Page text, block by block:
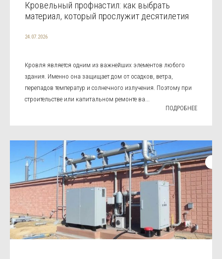
Кровельный профнастил: как выбрать
материал, который прослужит десятилетия
24.07.2026
Кровля является одним из важнейших элементов любого
здания. Именно она защищает дом от осадков, ветра,
перепадов температур и солнечного излучения. Поэтому при
строительстве или капитальном ремонте ва...
ПОДРОБНЕЕ